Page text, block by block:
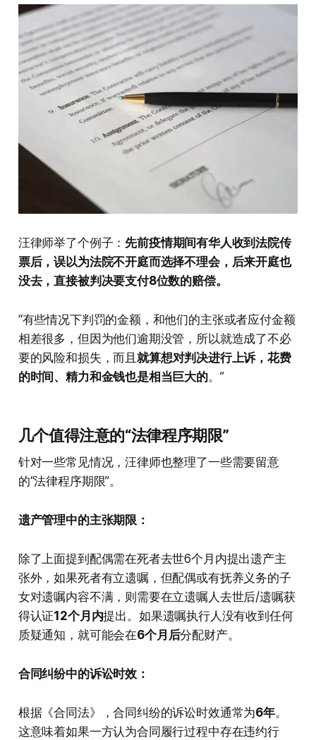
汪律师举了个例子： 先前疫情期间有华人收到法院传
票后，误以为法院不开庭而选择不理会，后来开庭也
没去，直接被判决要支付8位数的赔偿。
“有些情况下判罚的金额，和他们的主张或者应付金额
相差很多，但因为他们逾期没管，所以就造成了不必
要的风险和损失，而且就算想对判决进行上诉，花费
的时间、精力和金钱也是相当巨大的。”
几个值得注意的“法律程序期限”
针对一些常见情况，汪律师也整理了一些需要留意
的“法律程序期限”。
遗产管理中的主张期限：
除了上面提到配偶需在死者去世6个月内提出遗产主
张外，如果死者有立遗嘱，但配偶或有抚养义务的子
女对遗嘱内容不满，则需要在立遗嘱人去世后/遗嘱获
得认证12个月内提出。如果遗嘱执行人没有收到任何
质疑通知，就可能会在6个月后分配财产。
合同纠纷中的诉讼时效：
根据《合同法》，合同纠纷的诉讼时效通常为6年。
这意味着如果一方认为合同履行过程中存在违约行